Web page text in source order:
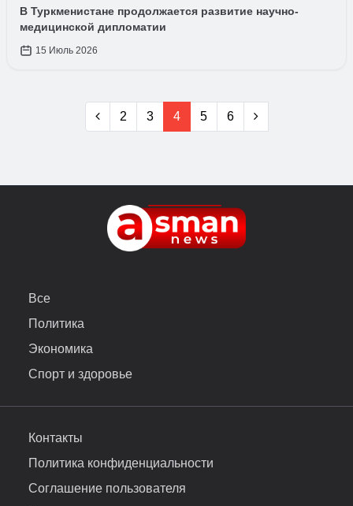
В Туркменистане продолжается развитие научно-
медицинской дипломатии
15 Июль 2026
2 3 4 5 6
Все
Политика
Экономика
Спорт и здоровье
Контакты
Политика конфиденциальности
Соглашение пользователя